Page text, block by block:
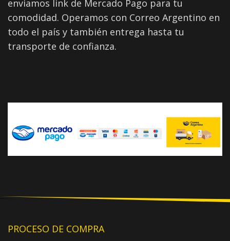
enviamos link de Mercado Pago para tu
comodidad. Operamos con Correo Argentino en
todo el país y también entrega hasta tu
transporte de confianza.
PROCESO DE COMPRA